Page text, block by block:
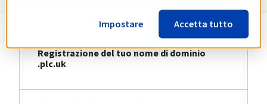
Registrazione del tuo nome di dominio
.plc.uk
Impostare Accetta tutto